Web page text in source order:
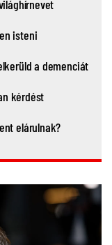
isteni
a demenciát
kérdést
elárulnak?